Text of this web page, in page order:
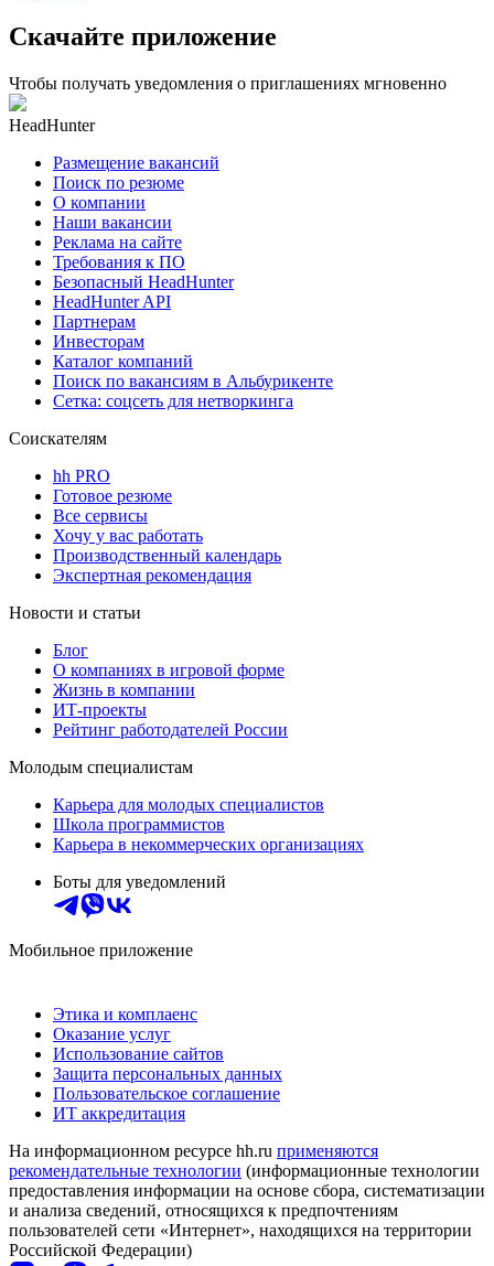
Скачайте приложение
Чтобы получать уведомления о приглашениях мгновенно
HeadHunter
Размещение вакансий
Поиск по резюме
О компании
Наши вакансии
Реклама на сайте
Требования к ПО
Безопасный HeadHunter
HeadHunter API
Партнерам
Инвесторам
Каталог компаний
Поиск по вакансиям в Альбурикенте
Сетка: соцсеть для нетворкинга
Соискателям
hh PRO
Готовое резюме
Все сервисы
Хочу у вас работать
Производственный календарь
Экспертная рекомендация
Новости и статьи
Блог
О компаниях в игровой форме
Жизнь в компании
ИТ-проекты
Рейтинг работодателей России
Молодым специалистам
Карьера для молодых специалистов
Школа программистов
Карьера в некоммерческих организациях
Боты для уведомлений
Мобильное приложение
Этика и комплаенс
Оказание услуг
Использование сайтов
Защита персональных данных
Пользовательское соглашение
ИТ аккредитация
На информационном ресурсе hh.ru применяются
рекомендательные технологии (информационные технологии
предоставления информации на основе сбора, систематизации
и анализа сведений, относящихся к предпочтениям
пользователей сети «Интернет», находящихся на территории
Российской Федерации)